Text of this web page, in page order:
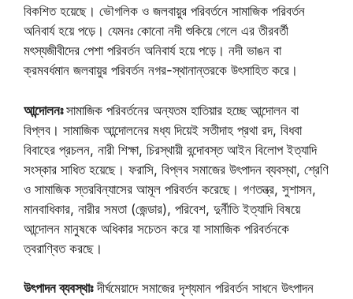
বিকশিত হয়েছে। ভৌগলিক ও জলবায়ুর পরিবর্তনে সামাজিক পরিবর্তন
অনিবার্য হয়ে পড়ে। যেমনঃ কোনো নদী শুকিয়ে গেলে এর তীরবর্তী
মৎস্যজীবীদের পেশা পরিবর্তন অনিবার্য হয়ে পড়ে। নদী ভাঙন বা
ক্রমবর্ধমান জলবায়ুর পরিবর্তন নগর-স্থানান্তরকে উৎসাহিত করে।
আন্দোলনঃসামাজিক পরিবর্তনের অন্যতম হাতিয়ার হচ্ছে আন্দোলন বা
বিপ্লব। সামাজিক আন্দোলনের মধ্য দিয়েই সতীদাহ প্রথা রদ, বিধবা
বিবাহের প্রচলন, নারী শিক্ষা, চিরস্থায়ী বন্দোবস্ত আইন বিলোপ ইত্যাদি
সংস্কার সাধিত হয়েছে। ফরাসি, বিপ্লব সমাজের উৎপাদন ব্যবস্থা, শ্রেণি
ও সামাজিক স্তরবিন্যাসের আমূল পরিবর্তন করেছে। গণতন্ত্র, সুশাসন,
মানবাধিকার, নারীর সমতা (জেন্ডার), পরিবেশ, দুর্নীতি ইত্যাদি বিষয়ে
আন্দোলন মানুষকে অধিকার সচেতন করে যা সামাজিক পরিবর্তনকে
ত্বরাণ্বিত করছে।
উৎপাদন ব্যবস্থাঃদীর্ঘমেয়াদে সমাজের দৃশ্যমান পরিবর্তন সাধনে উৎপাদন